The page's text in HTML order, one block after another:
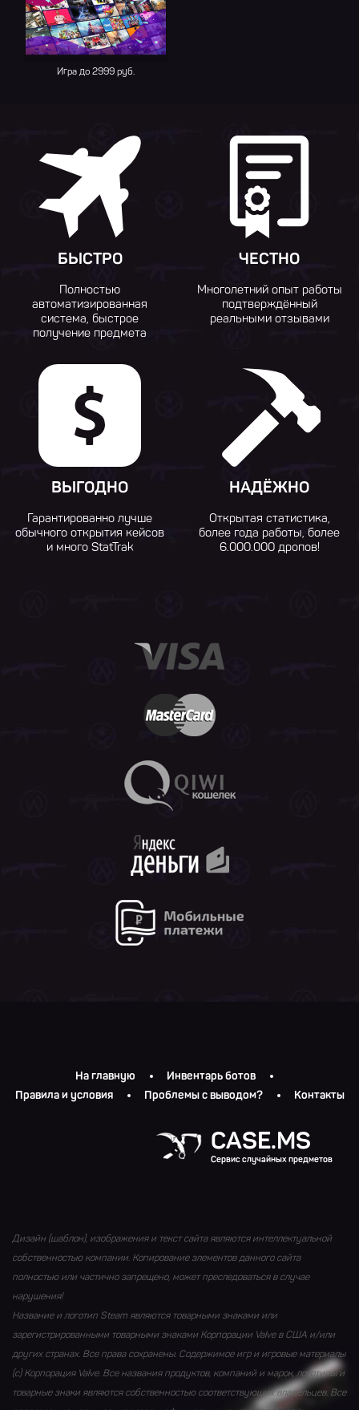
Игра до 2999 руб.
БЫСТРО
Полностью
автоматизированная
система, быстрое
получение предмета
ЧЕСТНО
Многолетний опыт работы
подтверждённый
реальными отзывами
ВЫГОДНО
Гарантированно лучше
обычного открытия кейсов
и много StatTrak
НАДЁЖНО
Открытая статистика,
более года работы, более
6.000.000 дропов!
На главную
Инвентарь ботов
Правила и условия
Проблемы с выводом? Контакты
CASE.MS
Сервис случайных предметов
Дизайн (шаблон), изображения и текст сайта являются интеллектуальной
собственностью компании. Копирование элементов данного сайта
полностью или частично запрещено, может преследоваться в случае
нарушения!
Название и логотип Steam являются товарными знаками или
зарегистрированными товарными знаками Корпорации Valve в США и/или
других странах. Все права сохранены. Содержимое игр и игровые материалы
(с) Корпорация Valve. Все названия продуктов, компаний и марок, логотипы и
товарные знаки являются собственностью соответствующих владельцев. Все